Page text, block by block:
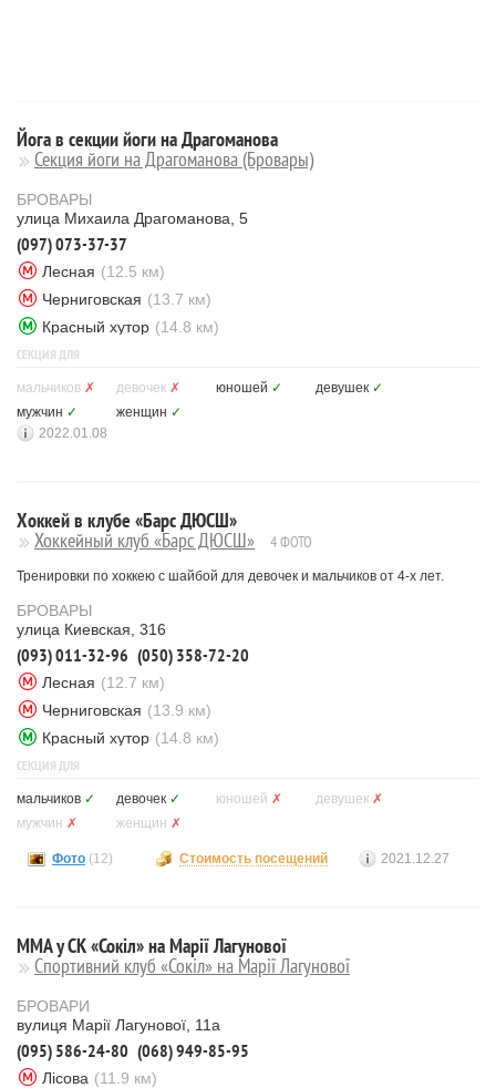
Йога в секции йоги на Драгоманова
Секция йоги на Драгоманова (Бровары)
БРОВАРЫ
улица Михаила Драгоманова, 5
(097) 073-37-37
Лесная (12.5 км)
Черниговская (13.7 км)
Красный хутор (14.8 км)
СЕКЦИЯ ДЛЯ
мальчиков ✗ девочек ✗ юношей ✓ девушек ✓
мужчин ✓ женщин ✓
2022.01.08
Хоккей в клубе «Барс ДЮСШ»
Хоккейный клуб «Барс ДЮСШ» 4 ФОТО
Тренировки по хоккею с шайбой для девочек и мальчиков от 4-х лет.
БРОВАРЫ
улица Киевская, 316
(093) 011-32-96 (050) 358-72-20
Лесная (12.7 км)
Черниговская (13.9 км)
Красный хутор (14.8 км)
СЕКЦИЯ ДЛЯ
мальчиков ✓ девочек ✓ юношей ✗ девушек ✗
мужчин ✗ женщин ✗
Фото (12) Стоимость посещений 2021.12.27
MMA у СК «Сокіл» на Марії Лагунової
Спортивний клуб «Сокіл» на Марії Лагунової
БРОВАРИ
вулиця Марії Лагунової, 11а
(095) 586-24-80 (068) 949-85-95
Лісова (11.9 км)